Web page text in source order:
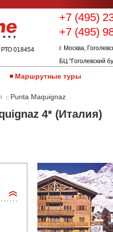
РТО 018454
+7 (495)
+7 (495)
г. Москва,
БЦ "Гоголевский
Маршрутные туры
:: Punta Maquignaz
4* (Италия)